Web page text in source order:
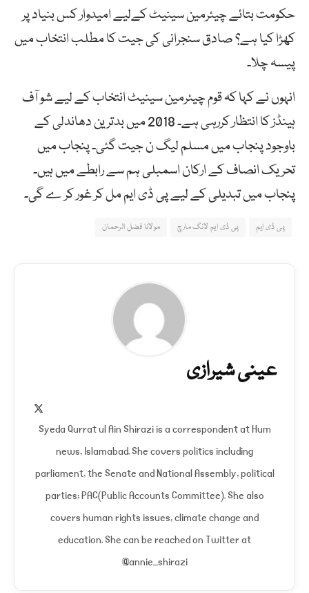
حکومت بتائے چیئرمین سینیٹ کےلیے امیدوار کس بنیاد پر
کھڑا کیا ہے؟ صادق سنجرانی کی جیت کا مطلب انتخاب میں
پیسہ چلا۔
انہوں نے کہا کہ قوم چیئرمین سینیٹ انتخاب کے لیے شو آف
ہینڈز کا انتظار کررہی ہے۔ 2018 میں بدترین دھاندلی کے
باوجود پنجاب میں مسلم لیگ ن جیت گئی۔ پنجاب میں
تحریک انصاف کے ارکان اسمبلی ہم سے رابطے میں ہیں۔
پنجاب میں تبدیلی کے لیے پی ڈی ایم مل کر غور کر ے گی۔
پی ڈی ایم پی ڈی ایم لانگ مارچ مولانا فضل الرحمان
عینی شیرازی
Syeda Qurrat ul Ain Shirazi is a correspondent at Hum
news, Islamabad. She covers politics including
parliament, the Senate and National Assembly, political
parties; PAC(Public Accounts Committee). She also
covers human rights issues, climate change and
education. She can be reached on Twitter at
@annie_shirazi